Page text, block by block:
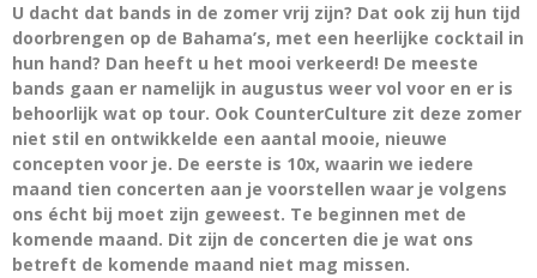
U dacht dat bands in de zomer vrij zijn? Dat ook zij hun tijd
doorbrengen op de Bahama’s, met een heerlijke cocktail in
hun hand? Dan heeft u het mooi verkeerd! De meeste
bands gaan er namelijk in augustus weer vol voor en er is
behoorlijk wat op tour. Ook CounterCulture zit deze zomer
niet stil en ontwikkelde een aantal mooie, nieuwe
concepten voor je. De eerste is 10x, waarin we iedere
maand tien concerten aan je voorstellen waar je volgens
ons écht bij moet zijn geweest. Te beginnen met de
komende maand. Dit zijn de concerten die je wat ons
betreft de komende maand niet mag missen.